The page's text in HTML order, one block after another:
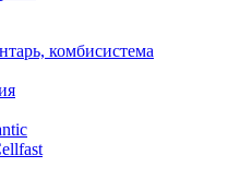
комбисистема